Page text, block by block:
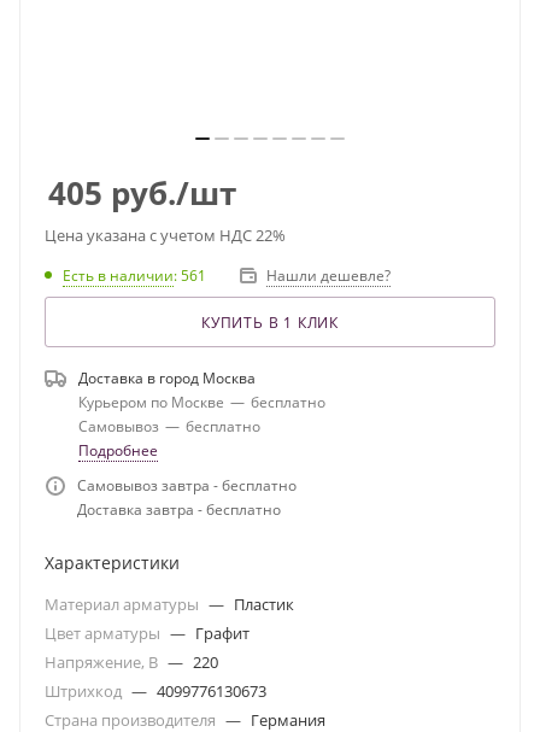
405 руб./шт
Цена указана с учетом НДС 22%
Есть в наличии: 561 Нашли дешевле?
КУПИТЬ В 1 КЛИК
Доставка в город Москва
Курьером по Москве — бесплатно
Самовывоз — бесплатно
Подробнее
Самовывоз завтра - бесплатно
Доставка завтра - бесплатно
Характеристики
Материал арматуры — Пластик
Цвет арматуры — Графит
Напряжение, В — 220
Штрихкод — 4099776130673
Страна производителя — Германия